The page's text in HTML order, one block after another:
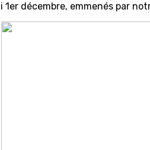
1er décembre, emmenés par